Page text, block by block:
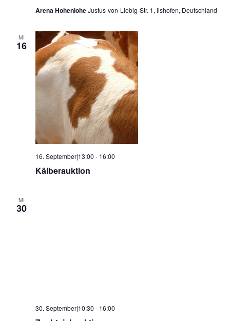
Arena HohenloheJustus-von-Liebig-Str. 1, Ilshofen, Deutschland
MI
16
16. September|13:00 - 16:00
Kälberauktion
MI
30
30. September|10:30 - 16:00